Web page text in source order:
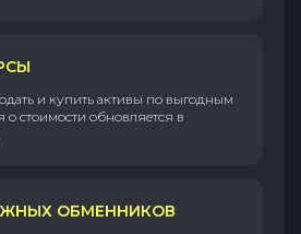
и купить активы по выгодным
стоимости обновляется в
ОБМЕННИКОВ